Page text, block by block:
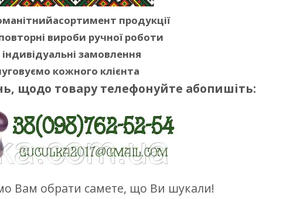
продукції
вироби ручної роботи
замовлення
кожного клієнта
щодо товару телефонуйте абопишіть:
Вам обрати самете, що Ви шукали!